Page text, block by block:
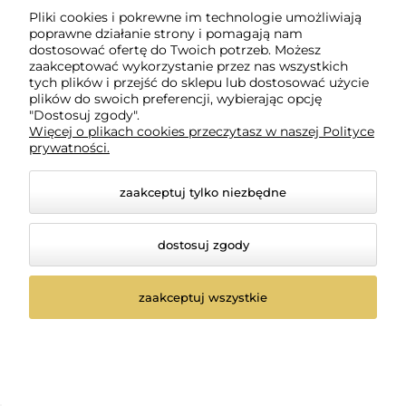
Woda utleniona z lanoliną
14,71 zł
Woda utleniona 1,5% z
0 ocen
38,71 zł
Pliki cookies i pokrewne im technologie umożliwiają
poprawne działanie strony i pomagają nam
dostosować ofertę do Twoich potrzeb. Możesz
zaakceptować wykorzystanie przez nas wszystkich
tych plików i przejść do sklepu lub dostosować użycie
plików do swoich preferencji, wybierając opcję
"Dostosuj zgody".
Więcej o plikach cookies przeczytasz w naszej Polityce
prywatności.
zaakceptuj tylko niezbędne
dostosuj zgody
zaakceptuj wszystkie